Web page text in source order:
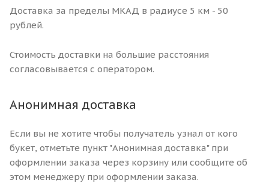
Доставка за пределы МКАД в радиусе 5 км - 50
рублей.
Стоимость доставки на большие расстояния
согласовывается с оператором.
Анонимная доставка
Если вы не хотите чтобы получатель узнал от кого
букет, отметьте пункт "Анонимная доставка" при
оформлении заказа через корзину или сообщите об
этом менеджеру при оформлении заказа.